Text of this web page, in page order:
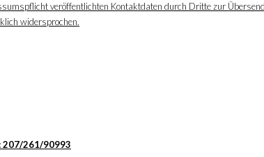
veröffentlichten Kontaktdaten durch Dritte zur
widersprochen.
207/261/90993